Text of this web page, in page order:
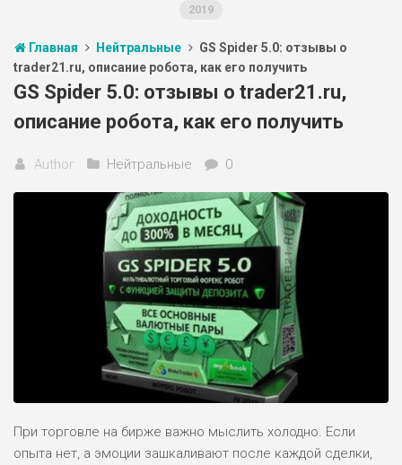
Статьи
Партнеры
2019
Главная Нейтральные
GS Spider 5.0: отзывы о
trader21.ru, описание робота, как его получить
GS Spider 5.0: отзывы о trader21.ru,
описание робота, как его получить
Author Нейтральные 0
При торговле на бирже важно мыслить холодно. Если
опыта нет, а эмоции зашкаливают после каждой сделки,